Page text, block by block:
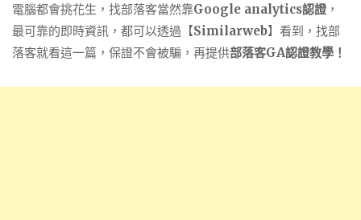
電腦都會挑花生，找部落客當然靠Google analytics認證，
最可靠的即時資訊，都可以透過【Similarweb】看到，找部
落客就看這一篇，保證不會被騙，再提供部落客GA認證教學！